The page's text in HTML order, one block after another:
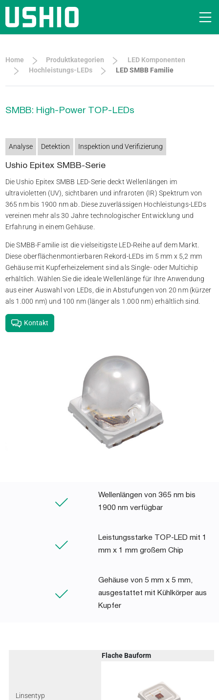
Home Produktkategorien
LED Komponenten
Hochleistungs-LEDs
LED SMBB Familie
SMBB: High-Power TOP-LEDs
Analyse Detektion Inspektion und Verifizierung
Ushio Epitex SMBB-Serie
Die Ushio Epitex SMBB LED-Serie deckt Wellenlängen im
ultravioletten (UV), sichtbaren und infraroten (IR) Spektrum von
365 nm bis 1900 nm ab. Diese zuverlässigen Hochleistungs-LEDs
vereinen mehr als 30 Jahre technologischer Entwicklung und
Erfahrung in einem Gehäuse.
Die SMBB-Familie ist die vielseitigste LED-Reihe auf dem Markt.
Diese oberflächenmontierbaren Rekord-LEDs im 5 mm x 5,2 mm
Gehäuse mit Kupferheizelement sind als Single- oder Multichip
erhältlich. Wählen Sie die ideale Wellenlänge für Ihre Anwendung
aus einer Auswahl von LEDs, die in Abstufungen von 20 nm (kürzer
als 1.000 nm) und 100 nm (länger als 1.000 nm) erhältlich sind.
Kontakt
Wellenlängen von 365 nm bis
1900 nm verfügbar
Leistungsstarke TOP-LED mit 1
mm x 1 mm großem Chip
Gehäuse von 5 mm x 5 mm,
ausgestattet mit Kühlkörper aus
Kupfer
Flache Bauform
Linsentyp